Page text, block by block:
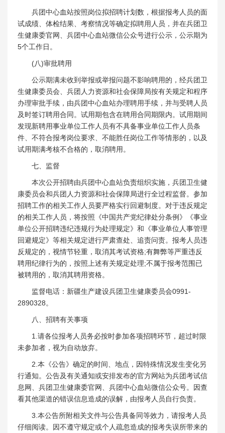
兵团中心血站按照岗位拟招聘计划数，根据报考人员的面
试成绩、体检结果、考察情况等确定拟聘用人员，并在兵团卫
生健康委官网、兵团中心血站微信公众号进行公示，公示期为
5个工作日。
(八)审批聘用
公示期满未收到举报或举报问题不影响聘用的，经兵团卫
生健康委员会、兵团人力资源和社会保障局按有关规定和程序
办理审批手续，由兵团中心血站办理聘用手续，并与受聘人员
及时签订聘用合同。试用期包含在聘用合同期限内。试用期间
发现新聘用事业单位工作人员有不具备事业单位工作人员条
件、不符合报考岗位要求、不能胜任岗位工作等情形的，以及
试用期满考核不合格的，取消聘用。
七、监督
本次公开招聘由兵团中心血站负责组织实施，兵团卫生健
康委员会和兵团人力资源和社会保障局进行全过程监督。参加
招聘工作的相关工作人员要严格实行回避制度。对于违反规定
的相关工作人员，将按照《中国共产党纪律处分条例》《事业
单位公开招聘违纪违规行为处理规定》和《事业单位人事管理
回避规定》等相关规定进行严肃查处、追责问责。报考人员违
反规定的，视情节轻重，取消其考试资格;有舞弊等严重违反
聘用纪律行为的，按照上述有关规定处理;不属于报考范围已
被聘用的，取消其聘用资格。
监督电话：新疆生产建设兵团卫生健康委员会0991-
2890328。
八、招聘有关事项
1.请各位报考人员务必按时参加各项招聘环节，超过时限
未参加者，视为自动放弃。
2.本《公告》确定的时间、地点，因特殊情况发生变化另
行通知。公告及有关通知或安排发布的官方网站为兵团考试信
息网、兵团卫生健康委官网、兵团中心血站微信公众号。因查
看其他渠道的错误信息造成的误解，由报考人员自行负责。
3.本公告所附相关文件与公告具备同等效力，请报考人员
仔细阅读。因不遵守规定或个人疏忽造成的报考失误所带来的